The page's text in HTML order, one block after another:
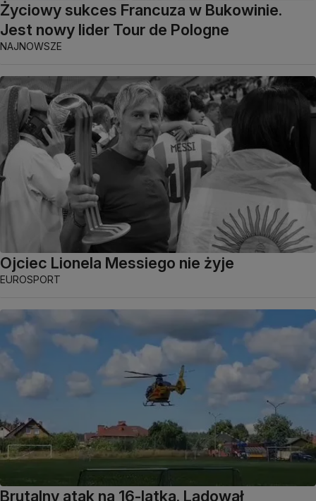
Życiowy sukces Francuza w Bukowinie.
Jest nowy lider Tour de Pologne
NAJNOWSZE
Ojciec Lionela Messiego nie żyje
EUROSPORT
Brutalny atak na 16-latka. Lądował